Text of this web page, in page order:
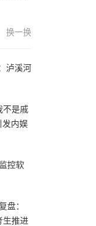
换一换
泸溪河
不是戚
发内娱
控软
盘：
生推进